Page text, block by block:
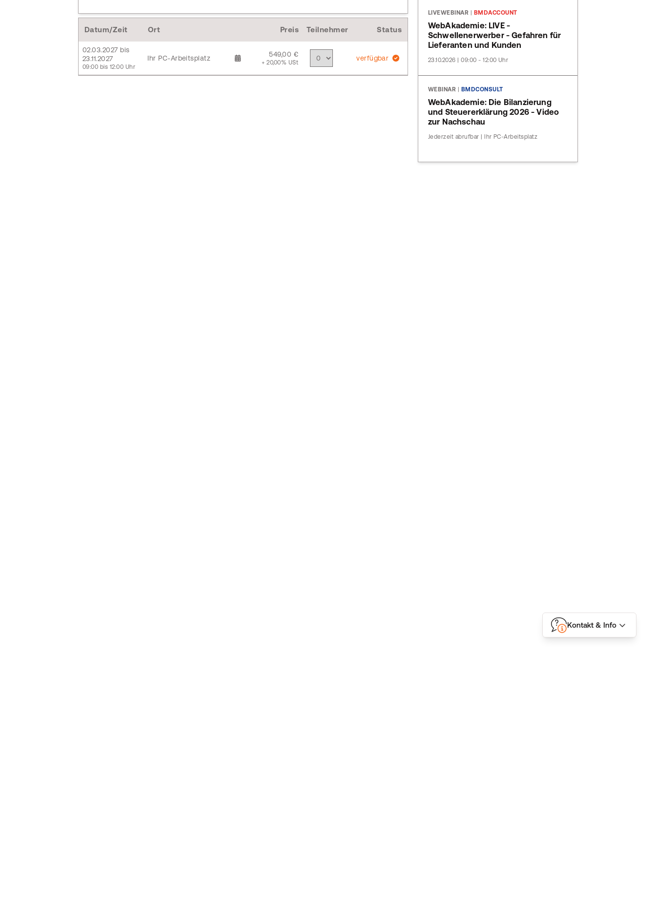
Kontakt & Info
Datum/Zeit Ort Preis Teilnehmer Status
02.03.2027 bis
23.11.2027
09:00 bis 12:00 Uhr
Ihr PC-Arbeitsplatz 549,00 €
+ 20,00% USt
verfügbar
LIVEWEBINAR BMDACCOUNT
WebAkademie: LIVE -
Schwellenerwerber - Gefahren für
Lieferanten und Kunden
23.10.2026 | 09:00 - 12:00 Uhr
WEBINAR BMDCONSULT
WebAkademie: Die Bilanzierung
und Steuererklärung 2026 - Video
zur Nachschau
Jederzeit abrufbar | Ihr PC-Arbeitsplatz